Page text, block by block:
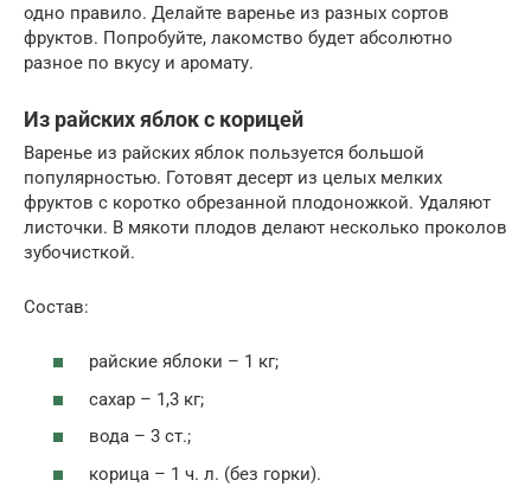
одно правило. Делайте варенье из разных сортов
фруктов. Попробуйте, лакомство будет абсолютно
разное по вкусу и аромату.
Из райских яблок с корицей
Варенье из райских яблок пользуется большой
популярностью. Готовят десерт из целых мелких
фруктов с коротко обрезанной плодоножкой. Удаляют
листочки. В мякоти плодов делают несколько проколов
зубочисткой.
Состав:
райские яблоки – 1 кг;
сахар – 1,3 кг;
вода – 3 ст.;
корица – 1 ч. л. (без горки).